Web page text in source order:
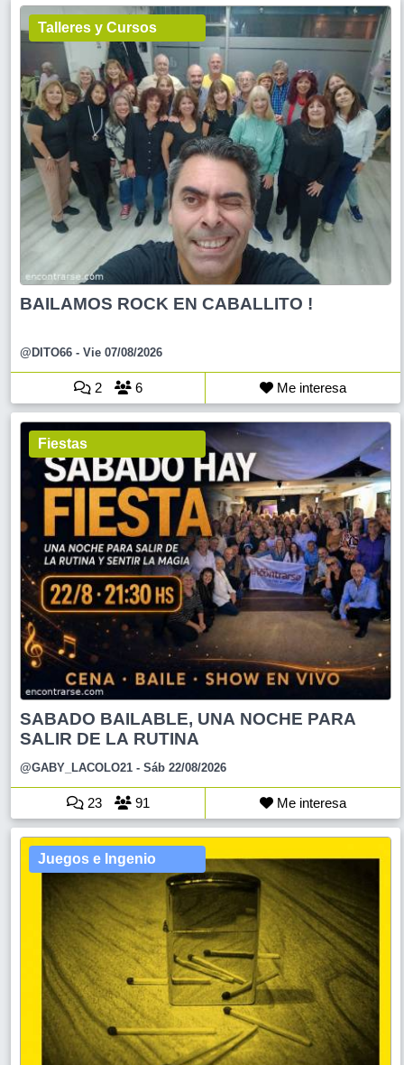
Talleres y Cursos
BAILAMOS ROCK EN CABALLITO !
@DITO66 - Vie 07/08/2026
2 6 Me interesa
Fiestas
SABADO BAILABLE, UNA NOCHE PARA
SALIR DE LA RUTINA
@GABY_LACOLO21 - Sáb 22/08/2026
23 91 Me interesa
Juegos e Ingenio